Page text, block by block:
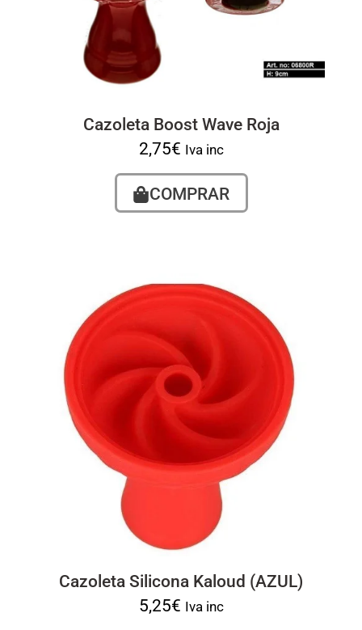
Cazoleta Boost Wave Roja
2,75€ Iva inc
COMPRAR
Cazoleta Silicona Kaloud (AZUL)
5,25€ Iva inc